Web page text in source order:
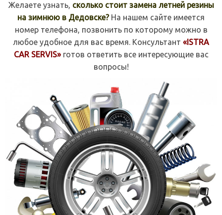
Желаете узнать, сколько стоит замена летней резины
на зимнюю в Дедовске? На нашем сайте имеется
номер телефона, позвонить по которому можно в
любое удобное для вас время. Консультант «ISTRA
CAR SERVIS»готов ответить все интересующие вас
вопросы!